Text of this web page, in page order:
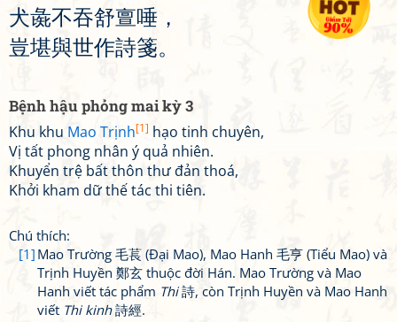
犬彘不吞舒亶唾 ，
豈堪與世作詩箋。
Bệnh hậu phỏng mai kỳ 3
Khu khu Mao Trịnh[1] hạo tinh chuyên,
Vị tất phong nhân ý quả nhiên.
Khuyển trệ bất thôn thư đản thoá,
Khởi kham dữ thế tác thi tiên.
Chú thích:
[1] Mao Trường 毛萇 (Đại Mao), Mao Hanh 毛亨 (Tiểu Mao) và
Trịnh Huyền 鄭玄 thuộc đời Hán. Mao Trường và Mao
Hanh viết tác phẩm Thi詩, còn Trịnh Huyền và Mao Hanh
viết Thi kinh詩經.